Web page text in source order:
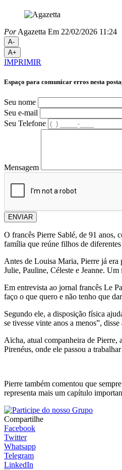
PorAgazetta Em 22/02/2026 11:24
A-
A+
IMPRIMIR
Espaço para comunicar erros nesta
Seu nome
Seu e-mail
Seu Telefone
Mensagem
ENVIAR
O francês Pierre Sablé, de 91 anos,
família que reúne filhos de
Antes de Louisa Maria, Pierre já era
Julie, Pauline, Céleste e Jeanne.
Em entrevista ao jornal francês Le
faço o que quero e não tenho que
Segundo ele, a disposição física
se tivesse vinte anos a menos”,
Aïcha, atual companheira de Pierre,
Pirenéus, onde ele passou a
Pierre também comentou que
representa mais um capítulo
Compartilhe
Facebook
Twitter
Whatsapp
Telegram
LinkedIn